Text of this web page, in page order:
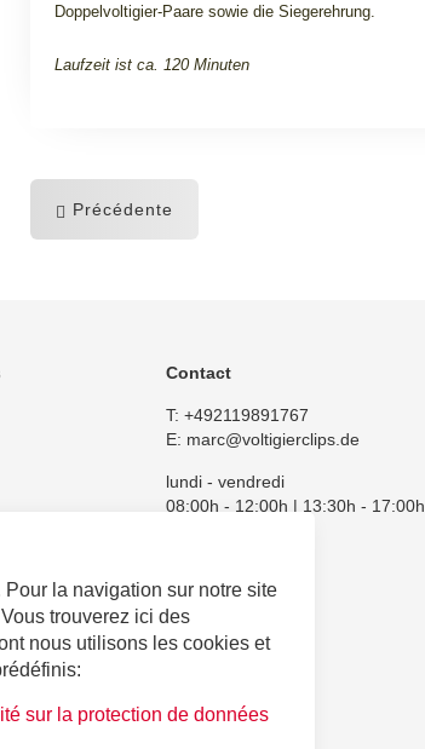
la navigation sur notre site
trouverez ici des
nous utilisons les cookies et
sur la protection de données
Doppelvoltigier-Paare sowie die Siegerehrung.
Laufzeit ist ca. 120 Minuten
Précédente
Contact
T: +492119891767
E: marc@voltigierclips.de
lundi - vendredi
08:00h - 12:00h | 13:30h - 17:00h